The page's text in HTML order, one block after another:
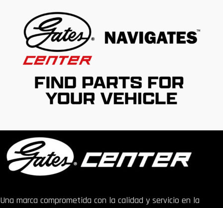
Una marca comprometida con la calidad y servicio en la